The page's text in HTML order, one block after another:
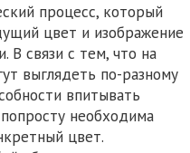
процесс, который
цвет и изображение
В связи с тем, что на
выглядеть по-разному
впитывать
необходима
цвет.